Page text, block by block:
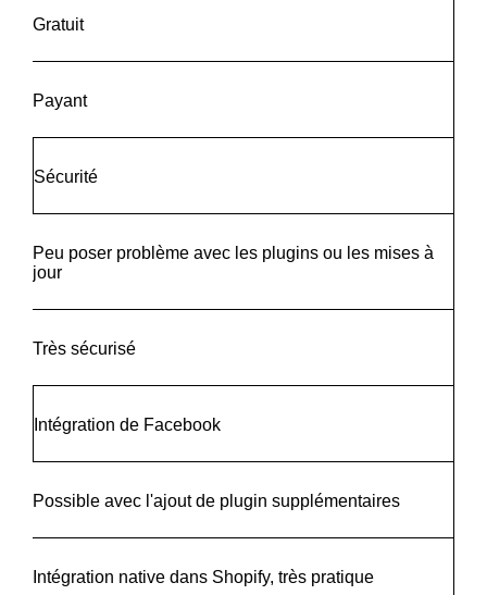
Gratuit
Payant
Sécurité
Peu poser problème avec les plugins ou les mises à
jour
Très sécurisé
Intégration de Facebook
Possible avec l'ajout de plugin supplémentaires
Intégration native dans Shopify, très pratique